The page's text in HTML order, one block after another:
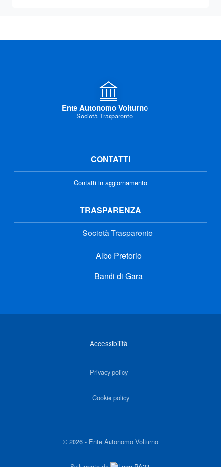
Ente Autonomo Volturno
Società Trasparente
CONTATTI
Contatti in aggiornamento
TRASPARENZA
Società Trasparente
Albo Pretorio
Bandi di Gara
Accessibilità
Privacy policy
Cookie policy
©2026 - Ente Autonomo Volturno